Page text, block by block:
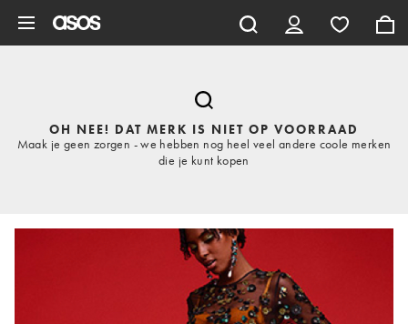
OH NEE! DAT MERK IS NIET OP VOORRAAD
Maak je geen zorgen - we hebben nog heel veel andere coole merken
die je kunt kopen